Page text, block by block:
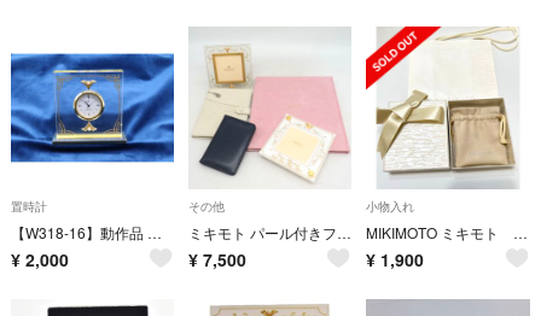
置時計
【W318-16】動作品 電池交換済 MIKIMOTO ミキモト クリア アクリル ミニ 置時計
¥ 2,000
その他
ミキモト パール付きフォトフレーム アルバム カードケース 4点セット ブランド 雑貨 まとめて レディース MIKIMOTO
¥ 7,500
小物入れ
MIKIMOTO ミキモト 空箱 ソフトケース ソフトポーチ 巾着袋
¥ 1,900